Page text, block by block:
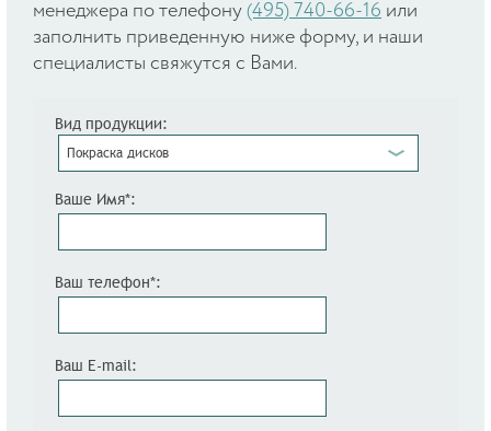
менеджера по телефону (495) 740-66-16 или
заполнить приведенную ниже форму, и наши
специалисты свяжутся с Вами.
Вид продукции:
Покраска дисков
Ваше Имя*:
Ваш телефон*:
Ваш E-mail: